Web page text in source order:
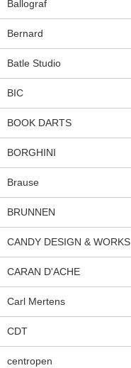
Ballograf
Bernard
Batle Studio
BIC
BOOK DARTS
BORGHINI
Brause
BRUNNEN
CANDY DESIGN & WORKS
CARAN D'ACHE
Carl Mertens
CDT
centropen